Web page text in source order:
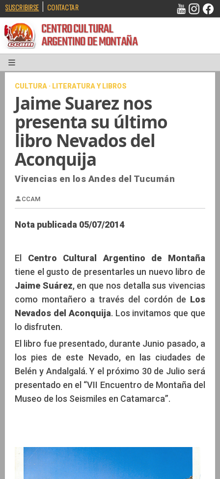
SUSCRIBIRSE | CONTACTAR
CENTRO CULTURAL
ARGENTINO DE MONTAÑA
CULTURA · LITERATURA Y LIBROS
Jaime Suarez nos
presenta su último
libro Nevados del
Aconquija
Vivencias en los Andes del Tucumán
Nota publicada 05/07/2014
El Centro Cultural Argentino de Montaña
tiene el gusto de presentarles un nuevo libro de
Jaime Suárez, en que nos detalla sus vivencias
como montañero a través del cordón de Los
Nevados del Aconquija. Los invitamos que que
lo disfruten.
El libro fue presentado, durante Junio pasado, a
los pies de este Nevado, en las ciudades de
Belén y Andalgalá. Y el próximo 30 de Julio será
presentado en el “VII Encuentro de Montaña del
Museo de los Seismiles en Catamarca”.